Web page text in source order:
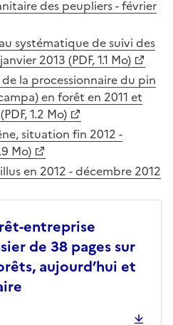
des peupliers - février
systématique de suivi des
2013 (PDF, 1.1 Mo)
la processionnaire du pin
en forêt en 2011 et
1.2 Mo)
situation fin 2012 -
Mo)
en 2012 - décembre 2012
entreprise
de 38 pages sur
aujourd’hui et